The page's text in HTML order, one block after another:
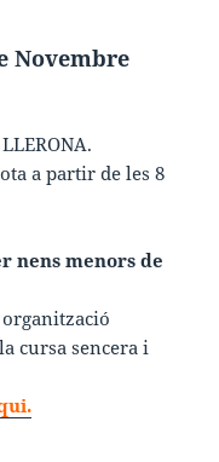
Novembre
a partir de les 8
nens menors de
cursa sencera i